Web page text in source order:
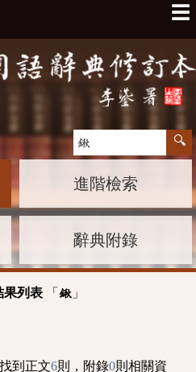
☰
進階檢索
辭典附錄
果列表 「 鍬 」
到正文6則，附錄0則相關資